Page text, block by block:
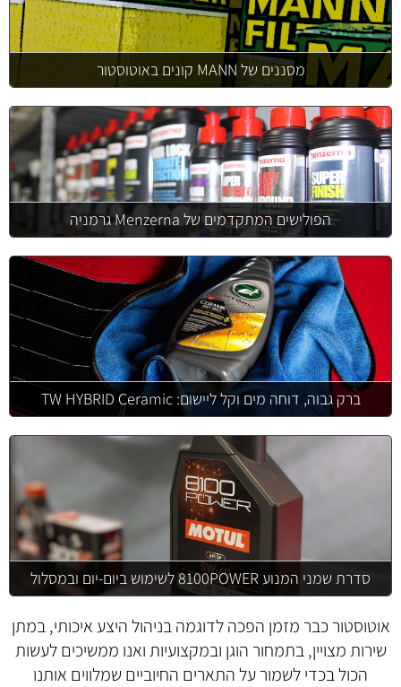
מסננים של MANN קונים באוטוסטור
הפולישים המתקדמים של Menzerna גרמניה
ברק גבוה, דוחה מים וקל ליישום: TW HYBRID Ceramic
סדרת שמני המנוע 8100POWER לשימוש ביום-יום ובמסלול
אוטוסטור כבר מזמן הפכה לדוגמה בניהול היצע איכותי, במתן
שירות מצויין, בתמחור הוגן ובמקצועיות ואנו ממשיכים לעשות
הכול בכדי לשמור על התארים החיוביים שמלווים אותנו